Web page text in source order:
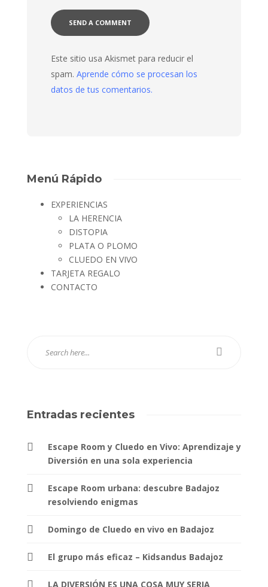
Este sitio usa Akismet para reducir el
spam. Aprende cómo se procesan los
datos de tus comentarios.
Menú Rápido
EXPERIENCIAS
LA HERENCIA
DISTOPIA
PLATA O PLOMO
CLUEDO EN VIVO
TARJETA REGALO
CONTACTO
Entradas recientes
Escape Room y Cluedo en Vivo: Aprendizaje y
Diversión en una sola experiencia
Escape Room urbana: descubre Badajoz
resolviendo enigmas
Domingo de Cluedo en vivo en Badajoz
El grupo más eficaz – Kidsandus Badajoz
LA DIVERSIÓN ES UNA COSA MUY SERIA